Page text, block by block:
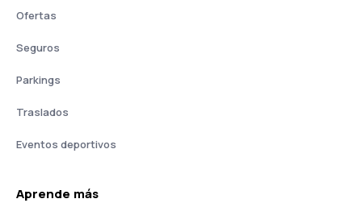
Ofertas
Seguros
Parkings
Traslados
Eventos deportivos
Aprende más